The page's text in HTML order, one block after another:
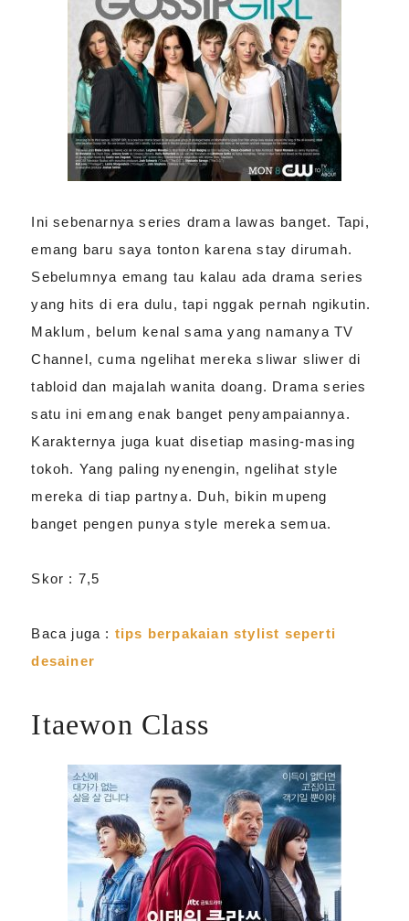
Ini sebenarnya series drama lawas banget. Tapi,
emang baru saya tonton karena stay dirumah.
Sebelumnya emang tau kalau ada drama series
yang hits di era dulu, tapi nggak pernah ngikutin.
Maklum, belum kenal sama yang namanya TV
Channel, cuma ngelihat mereka sliwar sliwer di
tabloid dan majalah wanita doang. Drama series
satu ini emang enak banget penyampaiannya.
Karakternya juga kuat disetiap masing-masing
tokoh. Yang paling nyenengin, ngelihat style
mereka di tiap partnya. Duh, bikin mupeng
banget pengen punya style mereka semua.
Skor : 7,5
Baca juga : tips berpakaian stylist seperti
desainer
Itaewon Class